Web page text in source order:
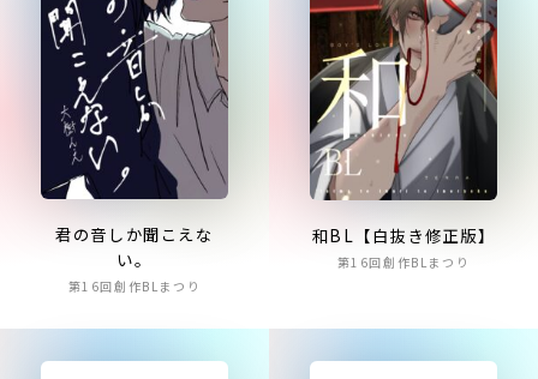
君の音しか聞こえな
い。
第16回創作BLまつり
和BL【白抜き修正版】
第16回創作BLまつり